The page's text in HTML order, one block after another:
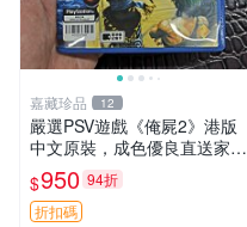
嘉藏珍品 12
嚴選PSV遊戲《俺屍2》港版
中文原裝，成色優良直送家門
口 俺屍2 PSV 港版 中文
$950 94折
折扣碼